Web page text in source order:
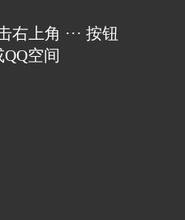
上角 ··· 按钮
空间